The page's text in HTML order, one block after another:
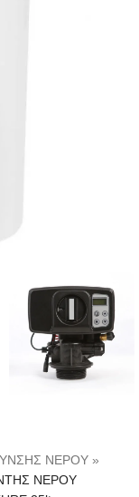
ΝΕΡΟΥ »
ΝΕΡΟΥ